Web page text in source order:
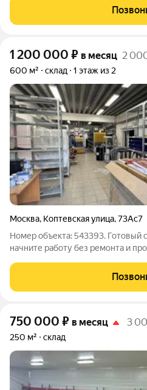
соответствует нормам пожарной
эпидемиологическим
1 200 000 ₽ в месяц 2
600 м² склад 1 этаж из 2
Москва, Коптевская улица,73Ас7
Номер объекта: 543393. Готовый
начните работу без ремонта и
вентиляция, интернет, зона
круглосуточная охрана.
750 000 ₽ в месяц 3
250 м² склад